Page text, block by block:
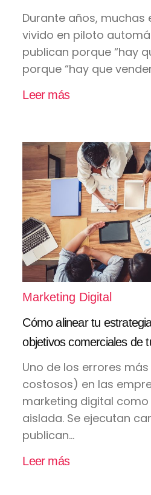
Durante años, muchas
vivido en piloto
publican porque “hay
porque “hay que
Leer más
Marketing Digital
Cómo alinear tu
objetivos comerciales de
Uno de los errores
costosos) en las
marketing digital
aislada. Se ejecutan
publican...
Leer más